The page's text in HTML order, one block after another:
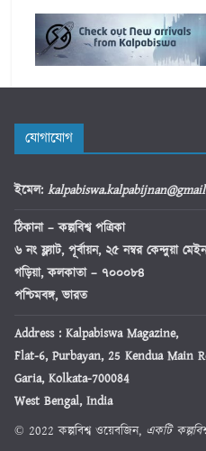
যোগাযোগ
ইমেল:
ঠিকানা– কল্পবিশ্ব পত্রিকা
৬ নং ফ্ল্যাট, পূর্বায়ন, ২৫ নম্বর কেন্দুয়া
গড়িয়া, কলকাতা – ৭০০০৮৪
পশ্চিমবঙ্গ, ভারত
Address : Kalpabiswa Magazine,
Flat-6, Purbayan, 25 Kendua Main
Garia, Kolkata-700084
West Bengal, India
© 2022 কল্পবিশ্ব ওয়েবজিন, একটি